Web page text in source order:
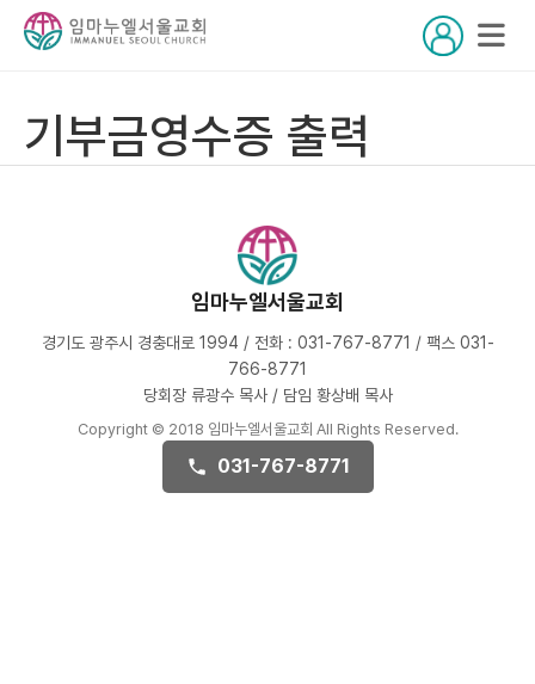
기부금영수증 출력
임마누엘서울교회
경기도 광주시 경충대로 1994 / 전화 : 031-767-8771 / 팩스 031-
766-8771
당회장 류광수 목사 / 담임 황상배 목사
Copyright © 2018 임마누엘서울교회 All Rights Reserved.
031-767-8771